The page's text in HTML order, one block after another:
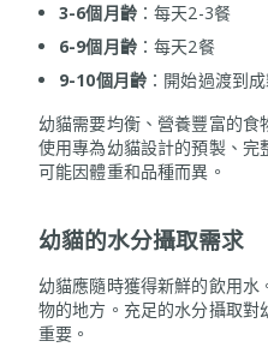
3-6個月齡：每天2-3餐
6-9個月齡：每天2餐
9-10個月齡 ：開始過渡到
幼貓需要均衡、營養豐富的
使用專為幼貓設計的預製、
可能因體重和品種而異。
幼貓的水分攝取需求
幼貓應隨時獲得新鮮的飲用
物的地方。充足的水分攝取對
重要。